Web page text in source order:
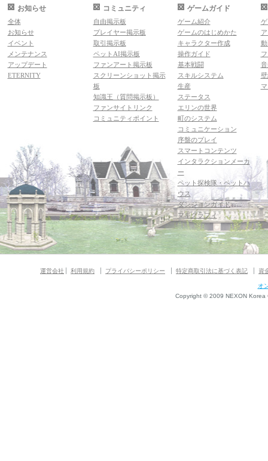
お知らせ
全体
お知らせ
イベント
メンテナンス
アップデート
ETERNITY
コミュニティ
自由掲示板
プレイヤー掲示板
取引掲示板
ペットAI掲示板
ファンアート掲示板
スクリーンショット掲示
板
知識王（質問掲示板）
ファンサイトリンク
コミュニティポイント
ゲームガイド
ゲーム紹介
ゲームのはじめかた
キャラクター作成
操作ガイド
基本戦闘
スキルシステム
生産
ステータス
エリンの世界
町のシステム
コミュニケーション
序盤のプレイ
スマートコンテンツ
インタラクションメーカ
ー
ペット探検隊・ペットハ
ウス
ダンジョンガイド
マギグラフィ
運営会社 利用規約 プライバシーポリシー 特定商取引法に基づく表記 資
オ
Copyright © 2009 NEXON Korea